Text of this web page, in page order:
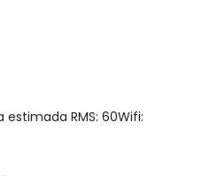
RMS: 60Wifi: